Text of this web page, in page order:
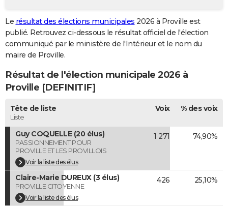
GUIDES D'ACHAT
BONS PLANS
CARTE DE VOEUX
Carte de Noël
Carte Bonne année
Carte Saint-Valentin
Carte Pâques
Carte d'anniversaire
DICTIONNAIRE
Dictionnaire
Biographies
Citations
Expressions
Proverbes
PROGRAMME TV
COPAINS D'AVANT
S'inscrire
Se connecter
Lycées
Collèges
Primaires
Universités
Entreprises
Service militaire
Avis de recherche
AVIS DE DÉCÈS
FORUM
Bricolage
Lifestyle
Culture
Sport
Auto
Television
Voyage
Cinema
Le résultat des élections municipales 2026 à Proville est
publié. Retrouvez ci-dessous le résultat officiel de l'élection
communiqué par le ministère de l'Intérieur et le nom du
maire de Proville.
Résultat de l'élection municipale 2026 à
Proville [DEFINITIF]
Tête de liste
Liste
Voix % des voix
Guy COQUELLE (20 élus)
PASSIONNEMENT POUR
PROVILLE ET LES PROVILLOIS
Voir la liste des élus
1 271 74,90%
Claire-Marie DUREUX (3 élus)
PROVILLE CITOYENNE
Voir la liste des élus
426 25,10%